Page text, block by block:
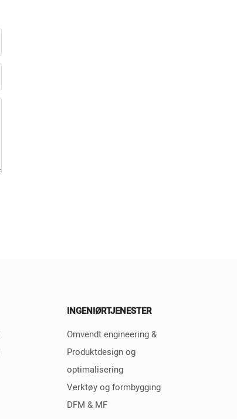
INGENIØRTJENESTER
Omvendt engineering &
Produktdesign og
optimalisering
Verktøy og formbygging
DFM & MF